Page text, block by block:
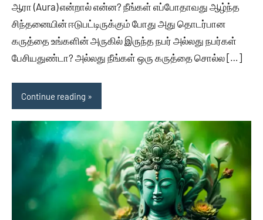
ஆரா (Aura) என்றால் என்ன? நீங்கள் எப்போதாவது ஆழ்ந்த
சிந்தனையின் ஈடுபட்டிருக்கும் போது அது தொடர்பான
கருத்தை உங்களின் அருகில் இருந்த நபர் அல்லது நபர்கள்
பேசியதுண்டா? அல்லது நீங்கள் ஒரு கருத்தை சொல்ல […]
Continue reading